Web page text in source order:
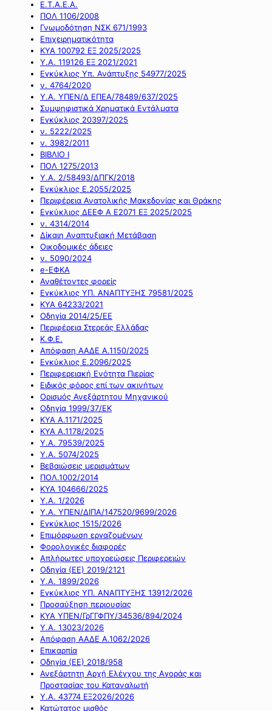
Ε.Τ.Α.Ε.Α.
ΠΟΛ 1106/2008
Γνωμοδότηση ΝΣΚ 671/1993
Επιχειρηματικότητα
ΚΥΑ 100792 ΕΞ 2025/2025
Υ.Α. 119126 ΕΞ 2021/2021
Εγκύκλιος Υπ. Ανάπτυξης 54977/2025
ν. 4764/2020
Υ.Α. ΥΠΕΝ/Δ ΕΠΕΑ/78489/637/2025
Συμψηφιστικά Χρηματικά Εντάλματα
Εγκύκλιος 20397/2025
ν. 5222/2025
ν. 3982/2011
ΒΙΒΛΙΟ Ι
ΠΟΛ 1275/2013
Υ.Α. 2/58493/ΔΠΓΚ/2018
Εγκύκλιος Ε.2055/2025
Περιφέρεια Ανατολικής Μακεδονίας και Θράκης
Εγκύκλιος ΔΕΕΦ Α Ε2071 ΕΞ 2025/2025
ν. 4314/2014
Δίκαιη Αναπτυξιακή Μετάβαση
Οικοδομικές άδειες
ν. 5090/2024
e-ΕΦΚΑ
Αναθέτοντες φορείς
Εγκύκλιος ΥΠ. ΑΝΑΠΤΥΞΗΣ 79581/2025
ΚΥΑ 64233/2021
Οδηγία 2014/25/ΕΕ
Περιφέρεια Στερεάς Ελλάδας
Κ.Φ.Ε.
Απόφαση ΑΑΔΕ Α.1150/2025
Εγκύκλιος Ε.2096/2025
Περιφερειακή Ενότητα Πιερίας
Ειδικός φόρος επί των ακινήτων
Ορισμός Ανεξάρτητου Μηχανικού
Οδηγία 1999/37/ΕΚ
ΚΥΑ Α.1171/2025
ΚΥΑ Α.1178/2025
Υ.Α. 79539/2025
Υ.Α. 5074/2025
Βεβαιώσεις μερισμάτων
ΠΟΛ.1002/2014
ΚΥΑ 104666/2025
Υ.Α. 1/2026
Υ.Α. ΥΠΕΝ/ΔΙΠΑ/147520/9699/2026
Εγκύκλιος 1515/2026
Επιμόρφωση εργαζομένων
Φορολογικές διαφορές
Απλήρωτες υποχρεώσεις Περιφερειών
Οδηγία (ΕΕ) 2019/2121
Υ.Α. 1899/2026
Εγκύκλιος ΥΠ. ΑΝΑΠΤΥΞΗΣ 13912/2026
Προσαύξηση περιουσίας
ΚΥΑ ΥΠΕΝ/ΓρΓΓΦΠΥ/34536/894/2024
Υ.Α. 13023/2026
Απόφαση ΑΑΔΕ Α.1062/2026
Επικαρπία
Οδηγία (ΕΕ) 2018/958
Ανεξάρτητη Αρχή Ελέγχου της Αγοράς και
Προστασίας του Καταναλωτή
Υ.Α. 43774 ΕΞ2026/2026
Κατώτατος μισθός